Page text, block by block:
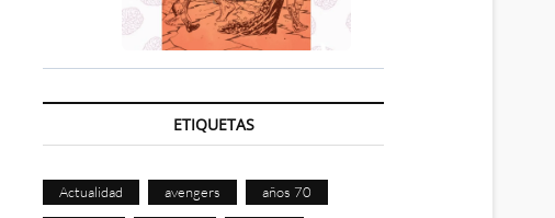
ETIQUETAS
Actualidad avengers años 70